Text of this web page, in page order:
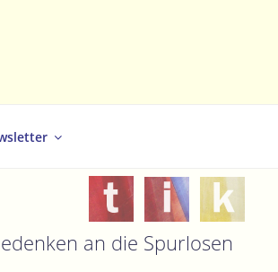
an die Spurlosen